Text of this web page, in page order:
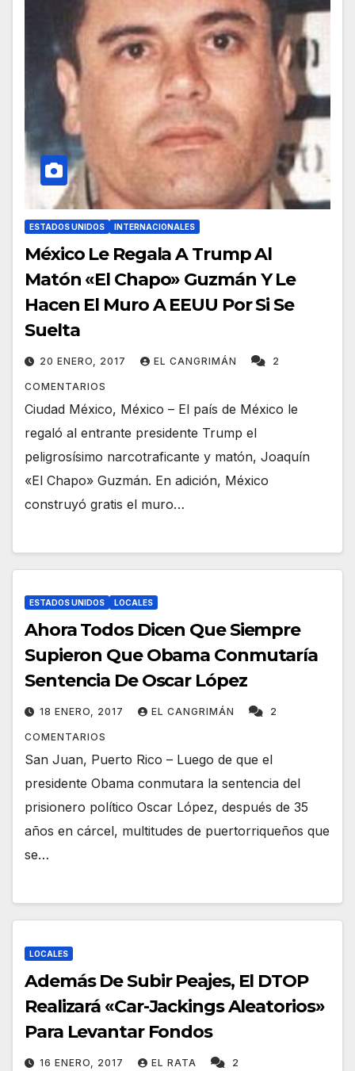
ESTADOS UNIDOS INTERNACIONALES
México Le Regala A Trump Al
Matón «El Chapo» Guzmán Y Le
Hacen El Muro A EEUU Por Si Se
Suelta
20 ENERO, 2017 EL CANGRIMÁN 2
COMENTARIOS
Ciudad México, México – El país de México le
regaló al entrante presidente Trump el
peligrosísimo narcotraficante y matón, Joaquín
«El Chapo» Guzmán. En adición, México
construyó gratis el muro…
ESTADOS UNIDOS LOCALES
Ahora Todos Dicen Que Siempre
Supieron Que Obama Conmutaría
Sentencia De Oscar López
18 ENERO, 2017 EL CANGRIMÁN 2
COMENTARIOS
San Juan, Puerto Rico – Luego de que el
presidente Obama conmutara la sentencia del
prisionero político Oscar López, después de 35
años en cárcel, multitudes de puertorriqueños que
se…
LOCALES
Además De Subir Peajes, El DTOP
Realizará «Car-Jackings Aleatorios»
Para Levantar Fondos
16 ENERO, 2017 EL RATA 2